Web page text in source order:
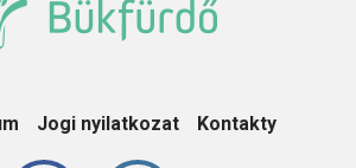
Jogi nyilatkozat Kontakty